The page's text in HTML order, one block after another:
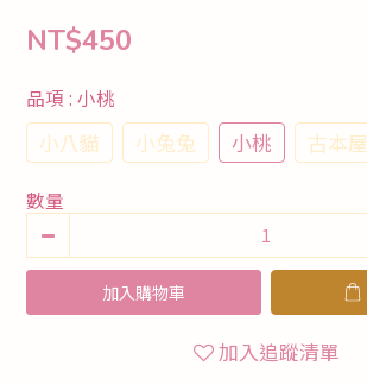
NT$450
品項 : 小桃
小八貓 小兔兔 小桃 古本屋
數量
加入購物車
加入追蹤清單